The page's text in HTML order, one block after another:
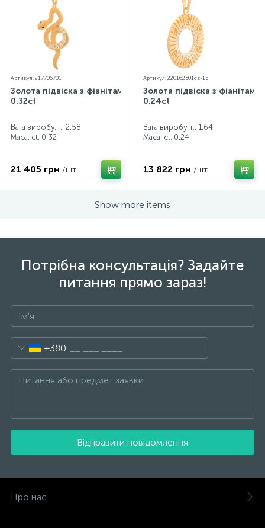
Артикул: 217706701
Золота підвіска з фіанітами
0.32ct
Вага виробу, г.: 2,58
Маса, ct: 0,32
21 405 грн /шт.
Артикул: 220162501cz-15
Золота підвіска з фіанітами
0.24ct
Вага виробу, г.: 1,64
Маса, ct: 0,24
13 822 грн /шт.
Show more items
Потрібна консультація? Задайте
питання прямо зараз!
+380
Відправити повідомлення
Про нас